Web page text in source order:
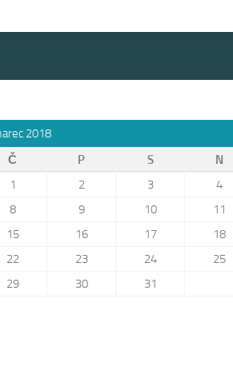
2018
Č P S
N
1
2 3
4
8 9 10
11
15 16 17
18
22 23 24
25
29 30
31